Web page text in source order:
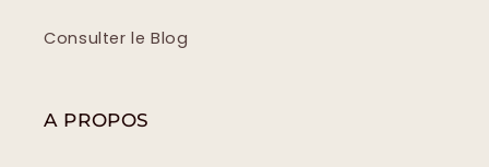
Consulter le Blog
A PROPOS